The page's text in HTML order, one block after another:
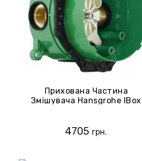
Прихована Частина
Змішувача Hansgrohe IBox
4705 грн.